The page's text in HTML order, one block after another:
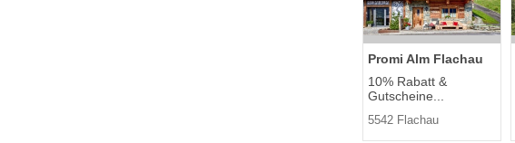
Promi Alm Flachau
10% Rabatt &
Gutscheine...
5542 Flachau